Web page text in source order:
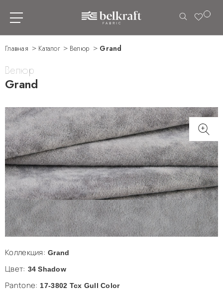
Главная Каталог Велюр Grand
Коллекция: Grand
Цвет: 34 Shadow
Pantone: 17-3802 Tcx Gull Color
Велюр
Grand